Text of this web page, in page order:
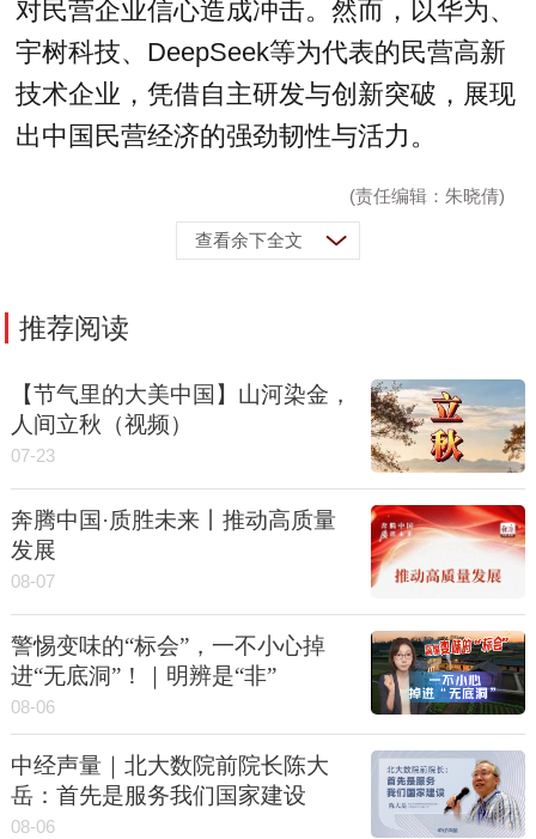
对民营企业信心造成冲击。然而，以华为、
宇树科技、DeepSeek等为代表的民营高新
技术企业，凭借自主研发与创新突破，展现
出中国民营经济的强劲韧性与活力。
(责任编辑：朱晓倩)
查看余下全文
推荐阅读
【节气里的大美中国】山河染金，
人间立秋（视频）
07-23
奔腾中国·质胜未来丨推动高质量
发展
08-07
警惕变味的“标会”，一不小心掉
进“无底洞”！｜明辨是“非”
08-06
中经声量｜北大数院前院长陈大
岳：首先是服务我们国家建设
08-06